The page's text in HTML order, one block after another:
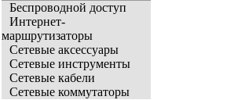
Беспроводной доступ
Интернет-
маршрутизаторы
Сетевые аксессуары
Сетевые инструменты
Сетевые кабели
Сетевые коммутаторы